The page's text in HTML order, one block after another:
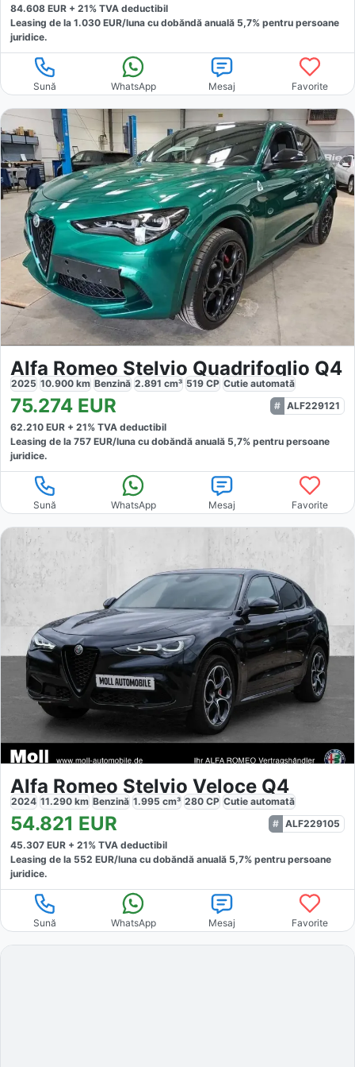
84.608 EUR + 21% TVA deductibil
Leasing de la 1.030 EUR/luna cu dobăndă anuală 5,7% pentru persoane
juridice.
Sună WhatsApp Mesaj Favorite
Alfa Romeo Stelvio Quadrifoglio Q4
2025 10.900 km Benzină 2.891 cm³ 519 CP Cutie automată
75.274 EUR
ALF229121
62.210 EUR + 21% TVA deductibil
Leasing de la 757 EUR/luna cu dobăndă anuală 5,7% pentru persoane
juridice.
Sună WhatsApp Mesaj Favorite
Alfa Romeo Stelvio Veloce Q4
2024 11.290 km Benzină 1.995 cm³ 280 CP Cutie automată
54.821 EUR
ALF229105
45.307 EUR + 21% TVA deductibil
Leasing de la 552 EUR/luna cu dobăndă anuală 5,7% pentru persoane
juridice.
Sună WhatsApp Mesaj Favorite